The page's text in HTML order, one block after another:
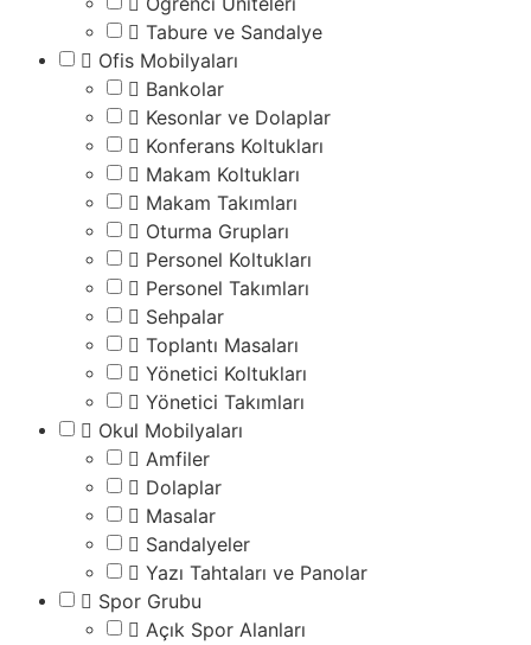
Tabure ve Sandalye
Ofis Mobilyaları
Bankolar
Kesonlar ve Dolaplar
Konferans Koltukları
Makam Koltukları
Makam Takımları
Oturma Grupları
Personel Koltukları
Personel Takımları
Sehpalar
Toplantı Masaları
Yönetici Koltukları
Yönetici Takımları
Okul Mobilyaları
Amfiler
Dolaplar
Masalar
Sandalyeler
Yazı Tahtaları ve Panolar
Spor Grubu
Açık Spor Alanları